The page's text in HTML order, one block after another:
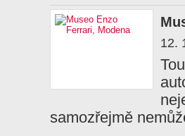
12.
samozřejmě